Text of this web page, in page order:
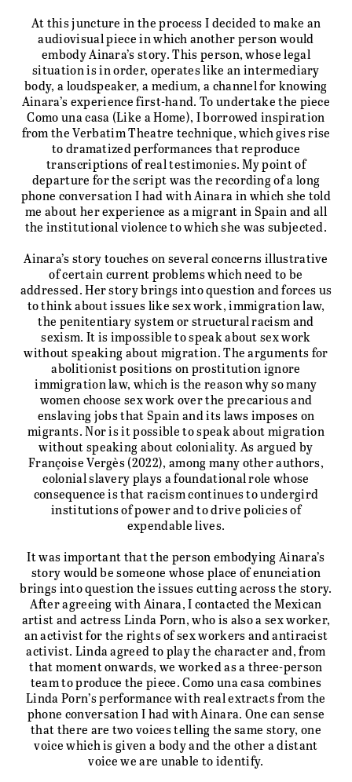
CONTACT
At this juncture in the process I decided to make an
audiovisual piece in which another person would
embody Ainara’s story. This person, whose legal
situation is in order, operates like an intermediary
body, a loudspeaker, a medium, a channel for knowing
Ainara’s experience first-hand. To undertake the piece
Como una casa (Like a Home), I borrowed inspiration
from the Verbatim Theatre technique, which gives rise
to dramatized performances that reproduce
transcriptions of real testimonies. My point of
departure for the script was the recording of a long
phone conversation I had with Ainara in which she told
me about her experience as a migrant in Spain and all
the institutional violence to which she was subjected.
Ainara’s story touches on several concerns illustrative
of certain current problems which need to be
addressed. Her story brings into question and forces us
to think about issues like sex work, immigration law,
the penitentiary system or structural racism and
sexism. It is impossible to speak about sex work
without speaking about migration. The arguments for
abolitionist positions on prostitution ignore
immigration law, which is the reason why so many
women choose sex work over the precarious and
enslaving jobs that Spain and its laws imposes on
migrants. Nor is it possible to speak about migration
without speaking about coloniality. As argued by
Françoise Vergès (2022), among many other authors,
colonial slavery plays a foundational role whose
consequence is that racism continues to undergird
institutions of power and to drive policies of
expendable lives.
It was important that the person embodying Ainara’s
story would be someone whose place of enunciation
brings into question the issues cutting across the story.
After agreeing with Ainara, I contacted the Mexican
artist and actress Linda Porn, who is also a sex worker,
an activist for the rights of sex workers and antiracist
activist. Linda agreed to play the character and, from
that moment onwards, we worked as a three-person
team to produce the piece. Como una casa combines
Linda Porn’s performance with real extracts from the
phone conversation I had with Ainara. One can sense
that there are two voices telling the same story, one
voice which is given a body and the other a distant
voice we are unable to identify.